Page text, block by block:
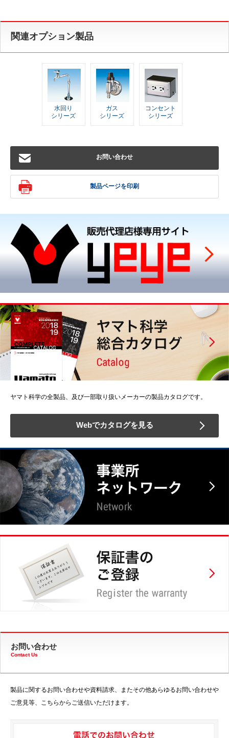
関連オプション製品
水回り
シリーズ
ガス
シリーズ
コンセント
シリーズ
お問い合わせ
製品ページを印刷
ヤマト科学の全製品、及び一部取り扱いメーカーの製品カタログです。
Webでカタログを見る
お問い合わせ
Contact Us
製品に関するお問い合わせや資料請求、またその他あらゆるお問い合わせや
ご意見等、こちらからご送信いただけます。